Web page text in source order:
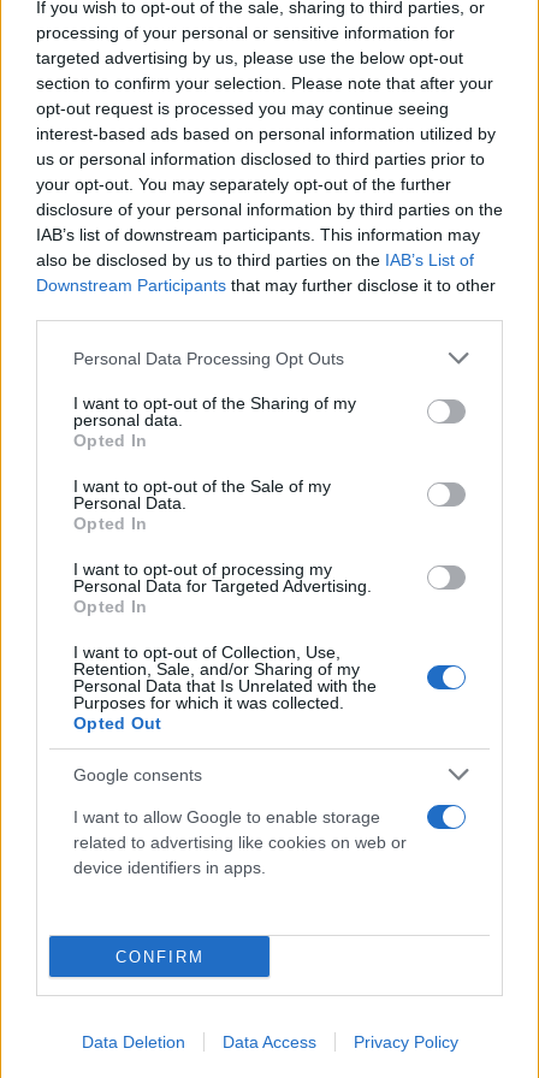
If you wish to opt-out of the sale, sharing to third parties, or
processing of your personal or sensitive information for
targeted advertising by us, please use the below opt-out
section to confirm your selection. Please note that after your
opt-out request is processed you may continue seeing
interest-based ads based on personal information utilized by
us or personal information disclosed to third parties prior to
your opt-out. You may separately opt-out of the further
disclosure of your personal information by third parties on the
IAB’s list of downstream participants. This information may
also be disclosed by us to third parties on the IAB’s List of
Downstream Participants that may further disclose it to other
Please note that this website/app uses one or more Google
not limited to your visit or usage behaviour. You may click to
grant or deny consent to Google and its third-party tags to
use your data for below specified purposes in below Google
consent section.
Personal Data Processing Opt Outs
I want to opt-out of the Sharing of my
personal data.
Opted In
I want to opt-out of the Sale of my
Personal Data.
Opted In
I want to opt-out of processing my
Personal Data for Targeted Advertising.
Opted In
I want to opt-out of Collection, Use,
Retention, Sale, and/or Sharing of my
Personal Data that Is Unrelated with the
Purposes for which it was collected.
Opted Out
Google consents
I want to allow Google to enable storage
related to advertising like cookies on web or
device identifiers in apps.
CONFIRM
Data Deletion Data Access Privacy Policy
στον Τύπο.
Ένα επικίνδυνο περιβάλλον για τον Τύπο
επικίνδυνα μέρη στον κόσμο για δημοσιογραφική
κάλυψη. Παρά τις διεθνείς εκκλήσεις για σεβασμό
βρίσκονται συνεχώς αντιμέτωποι με απειλές,